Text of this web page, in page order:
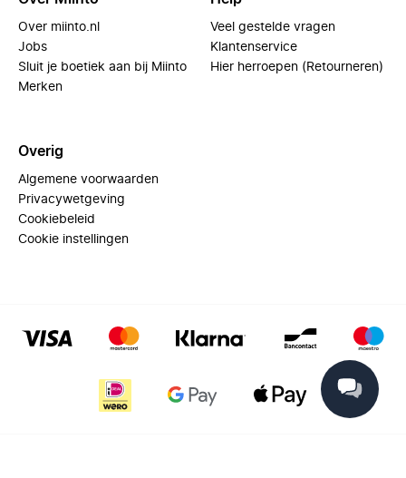
Over miinto.nl
Jobs
Sluit je boetiek aan bij Miinto
Merken
Veel gestelde vragen
Klantenservice
Hier herroepen (Retourneren)
Overig
Algemene voorwaarden
Privacywetgeving
Cookiebeleid
Cookie instellingen